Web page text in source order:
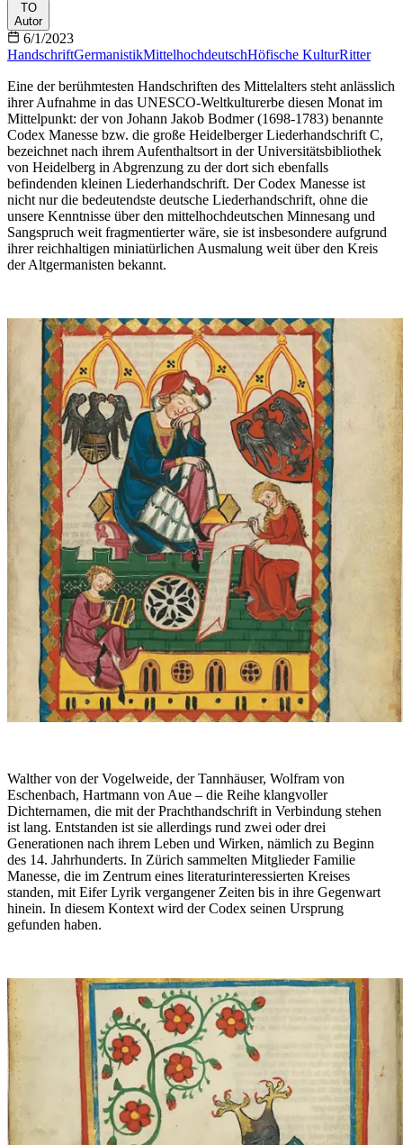
TO
Autor
6/1/2023
HandschriftGermanistikMittelhochdeutschHöfische KulturRitter
Eine der berühmtesten Handschriften des Mittelalters steht anlässlich
ihrer Aufnahme in das UNESCO-Weltkulturerbe diesen Monat im
Mittelpunkt: der von Johann Jakob Bodmer (1698-1783) benannte
Codex Manesse bzw. die große Heidelberger Liederhandschrift C,
bezeichnet nach ihrem Aufenthaltsort in der Universitätsbibliothek
von Heidelberg in Abgrenzung zu der dort sich ebenfalls
befindenden kleinen Liederhandschrift. Der Codex Manesse ist
nicht nur die bedeutendste deutsche Liederhandschrift, ohne die
unsere Kenntnisse über den mittelhochdeutschen Minnesang und
Sangspruch weit fragmentierter wäre, sie ist insbesondere aufgrund
ihrer reichhaltigen miniatürlichen Ausmalung weit über den Kreis
der Altgermanisten bekannt.
Walther von der Vogelweide, der Tannhäuser, Wolfram von
Eschenbach, Hartmann von Aue – die Reihe klangvoller
Dichternamen, die mit der Prachthandschrift in Verbindung stehen
ist lang. Entstanden ist sie allerdings rund zwei oder drei
Generationen nach ihrem Leben und Wirken, nämlich zu Beginn
des 14. Jahrhunderts. In Zürich sammelten Mitglieder Familie
Manesse, die im Zentrum eines literaturinteressierten Kreises
standen, mit Eifer Lyrik vergangener Zeiten bis in ihre Gegenwart
hinein. In diesem Kontext wird der Codex seinen Ursprung
gefunden haben.